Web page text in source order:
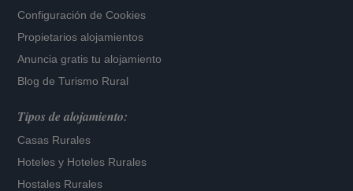
Configuración de Cookies
Propietarios alojamientos
Anuncia gratis tu alojamiento
Blog de Turismo Rural
Tipos de alojamiento:
Casas Rurales
Hoteles y Hoteles Rurales
Hostales Rurales